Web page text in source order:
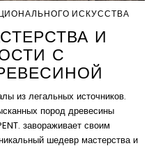
ИСКУССТВА
И
С
из легальных источников.
пород древесины
завораживает своим
шедевр мастерства и